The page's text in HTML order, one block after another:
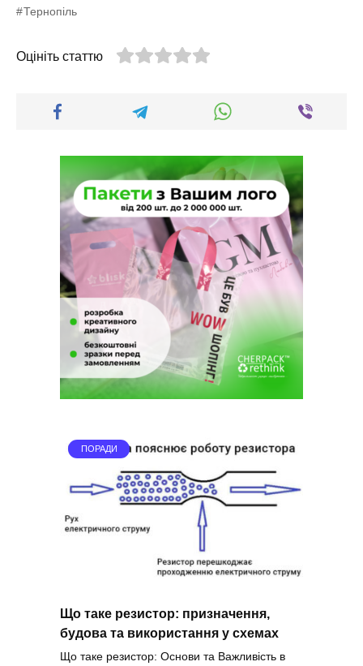
Тернопіль
Оцініть статтю
ПОРАДИ
Що таке резистор: призначення,
будова та використання у схемах
Що таке резистор: Основи та Важливість в